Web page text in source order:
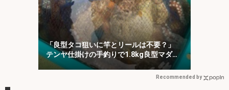
「良型タコ狙いに竿とリールは不要？」
テンヤ仕掛けの手釣りで1.8kg良型マダ
コ！【川崎丸・東京湾】
Recommended by